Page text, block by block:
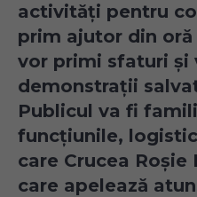
activități pentru
prim ajutor din
vor primi sfaturi și
demonstrații
Publicul va fi
funcțiunile,
care Crucea Roșie
care apelează